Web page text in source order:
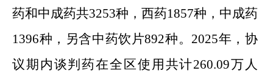
药和中成药共3253种，西药1857种，中成药
1396种，另含中药饮片892种。 2025年，协
议期内谈判药在全区使用共计260.09万人